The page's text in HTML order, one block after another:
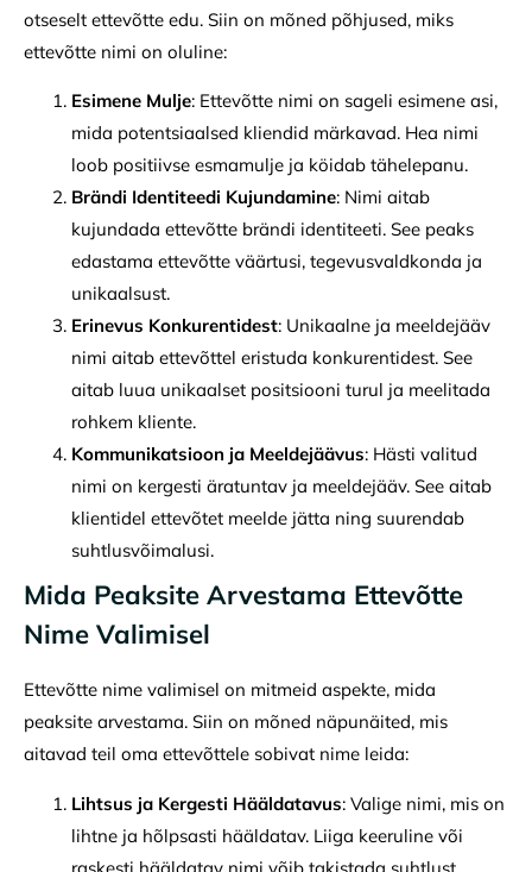
otseselt ettevõtte edu. Siin on mõned põhjused, miks
ettevõtte nimi on oluline:
Esimene Mulje: Ettevõtte nimi on sageli esimene asi,
mida potentsiaalsed kliendid märkavad. Hea nimi
loob positiivse esmamulje ja köidab tähelepanu.
Brändi Identiteedi Kujundamine: Nimi aitab
kujundada ettevõtte brändi identiteeti. See peaks
edastama ettevõtte väärtusi, tegevusvaldkonda ja
unikaalsust.
Erinevus Konkurentidest: Unikaalne ja meeldejääv
nimi aitab ettevõttel eristuda konkurentidest. See
aitab luua unikaalset positsiooni turul ja meelitada
rohkem kliente.
Kommunikatsioon ja Meeldejäävus: Hästi valitud
nimi on kergesti äratuntav ja meeldejääv. See aitab
klientidel ettevõtet meelde jätta ning suurendab
suhtlusvõimalusi.
Mida Peaksite Arvestama Ettevõtte
Nime Valimisel
Ettevõtte nime valimisel on mitmeid aspekte, mida
peaksite arvestama. Siin on mõned näpunäited, mis
aitavad teil oma ettevõttele sobivat nime leida:
Lihtsus ja Kergesti Hääldatavus: Valige nimi, mis on
lihtne ja hõlpsasti hääldatav. Liiga keeruline või
raskesti hääldatav nimi võib takistada suhtlust